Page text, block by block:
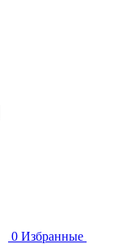
0 Избранные